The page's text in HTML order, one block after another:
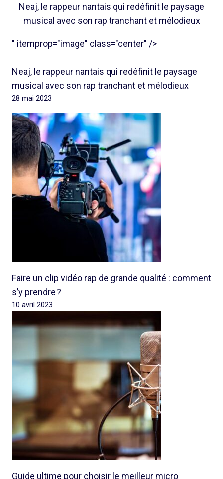
Neaj, le rappeur nantais qui redéfinit le paysage
musical avec son rap tranchant et mélodieux
" itemprop="image" class="center" />
Neaj, le rappeur nantais qui redéfinit le paysage
musical avec son rap tranchant et mélodieux
28 mai 2023
Faire un clip vidéo rap de grande qualité : comment
s’y prendre ?
10 avril 2023
Guide ultime pour choisir le meilleur micro